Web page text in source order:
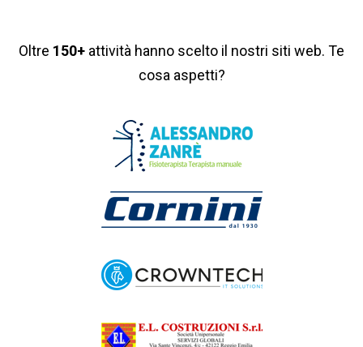
Oltre 150+ attività hanno scelto il nostri siti web. Te
cosa aspetti?